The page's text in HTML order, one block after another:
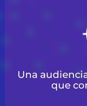
Una
que